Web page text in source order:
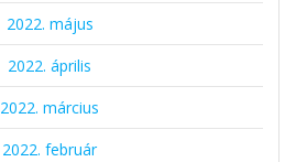
2022. május
2022. április
2022. március
2022. február